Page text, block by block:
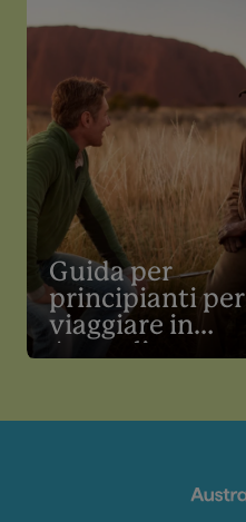
Guida per
principianti per
viaggiare in
Australia